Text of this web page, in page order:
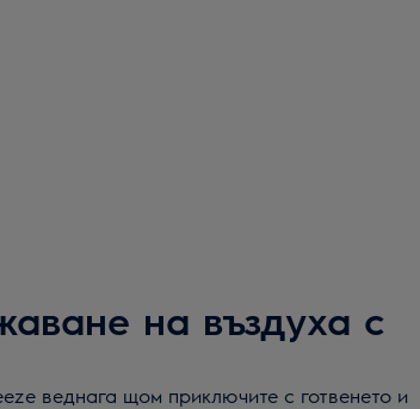
на въздуха с
веднага щом приключите с готвенето и